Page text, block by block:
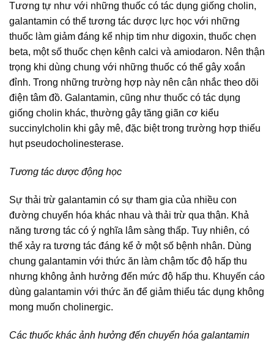
Tương tự như với những thuốc có tác dụng giống cholin,
galantamin có thể tương tác dược lực học với những
thuốc làm giảm đáng kể nhịp tim như digoxin, thuốc chẹn
beta, một số thuốc chẹn kênh calci và amiodaron. Nên thận
trọng khi dùng chung với những thuốc có thể gây xoắn
đỉnh. Trong những trường hợp này nên cân nhắc theo dõi
điện tâm đồ. Galantamin, cũng như thuốc có tác dụng
giống cholin khác, thường gây tăng giãn cơ kiểu
succinylcholin khi gây mê, đặc biệt trong trường hợp thiếu
hụt pseudocholinesterase.
Tương tác dược động học
Sự thải trừ galantamin có sự tham gia của nhiều con
đường chuyển hóa khác nhau và thải trừ qua thận. Khả
năng tương tác có ý nghĩa lâm sàng thấp. Tuy nhiên, có
thể xảy ra tương tác đáng kể ở một số bệnh nhân. Dùng
chung galantamin với thức ăn làm chậm tốc độ hấp thu
nhưng không ảnh hưởng đến mức độ hấp thu. Khuyến cáo
dùng galantamin với thức ăn để giảm thiểu tác dụng không
mong muốn cholinergic.
Các thuốc khác ảnh hưởng đến chuyển hóa galantamin